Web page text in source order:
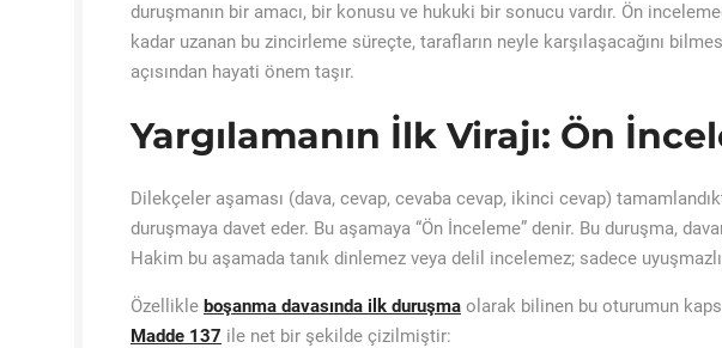
duruşmanın bir amacı, bir konusu ve hukuki bir sonucu vardır. Ön
kadar uzanan bu zincirleme süreçte, tarafların neyle karşılaşacağını
açısından hayati önem taşır.
Yargılamanın İlk Virajı: Ön
Dilekçeler aşaması (dava, cevap, cevaba cevap, ikinci cevap)
duruşmaya davet eder. Bu aşamaya “Ön İnceleme” denir. Bu duruşma,
Hakim bu aşamada tanık dinlemez veya delil incelemez; sadece
Özellikle boşanma davasında ilk duruşma olarak bilinen bu oturumun
Madde 137 ile net bir şekilde çizilmiştir: